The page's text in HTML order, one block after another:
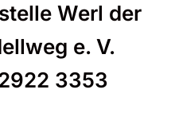
Werl der
e. V.
3353